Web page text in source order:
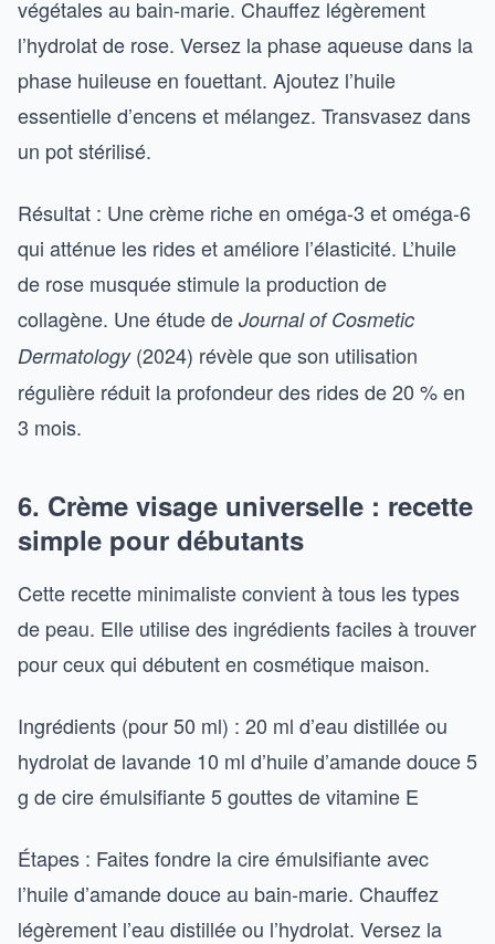
végétales au bain-marie. Chauffez légèrement
l’hydrolat de rose. Versez la phase aqueuse dans la
phase huileuse en fouettant. Ajoutez l’huile
essentielle d’encens et mélangez. Transvasez dans
un pot stérilisé.
Résultat : Une crème riche en oméga-3 et oméga-6
qui atténue les rides et améliore l’élasticité. L’huile
de rose musquée stimule la production de
collagène. Une étude de Journal of Cosmetic
Dermatology(2024) révèle que son utilisation
régulière réduit la profondeur des rides de 20 % en
3 mois.
6. Crème visage universelle : recette
simple pour débutants
Cette recette minimaliste convient à tous les types
de peau. Elle utilise des ingrédients faciles à trouver
pour ceux qui débutent en cosmétique maison.
Ingrédients (pour 50 ml) : 20 ml d’eau distillée ou
hydrolat de lavande 10 ml d’huile d’amande douce 5
g de cire émulsifiante 5 gouttes de vitamine E
Étapes : Faites fondre la cire émulsifiante avec
l’huile d’amande douce au bain-marie. Chauffez
légèrement l’eau distillée ou l’hydrolat. Versez la